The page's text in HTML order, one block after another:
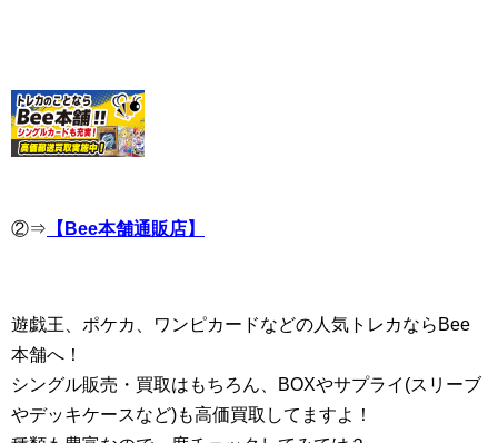
②⇒ 【Bee本舗通販店】
遊戯王、ポケカ、ワンピカードなどの人気トレカならBee
本舗へ！
シングル販売・買取はもちろん、BOXやサプライ(スリーブ
やデッキケースなど)も高価買取してますよ！